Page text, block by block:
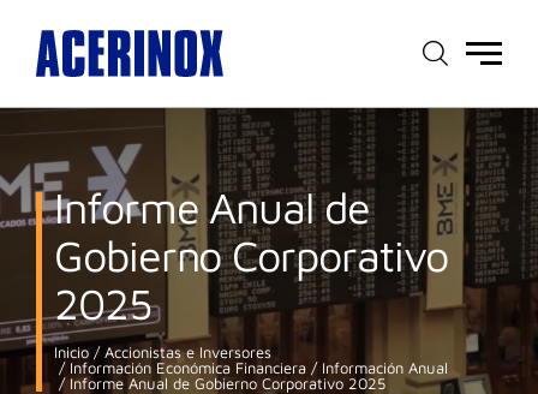
Menú
Informe Anual de
Gobierno Corporativo
2025
Inicio Accionistas e Inversores
Información Económica Financiera Información Anual
Informe Anual de Gobierno Corporativo 2025